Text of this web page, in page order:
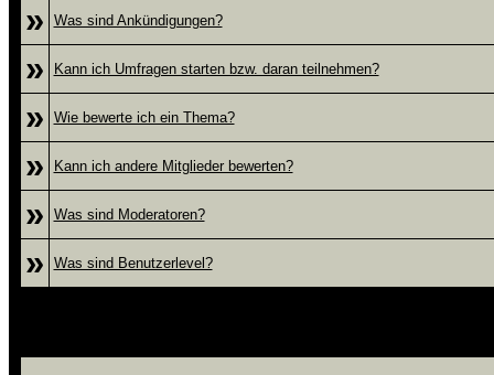
» Was sind Ankündigungen?
» Kann ich Umfragen starten bzw. daran teilnehmen?
» Wie bewerte ich ein Thema?
» Kann ich andere Mitglieder bewerten?
» Was sind Moderatoren?
» Was sind Benutzerlevel?